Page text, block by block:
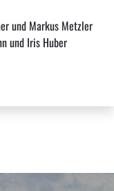
und Markus Metzler
und Iris Huber